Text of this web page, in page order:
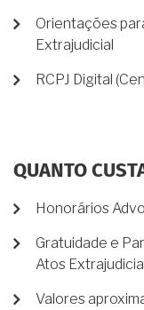
Orientações
Extrajudicial
RCPJ Digital
QUANTO
Honorários
Gratuidade e
Atos
Valores